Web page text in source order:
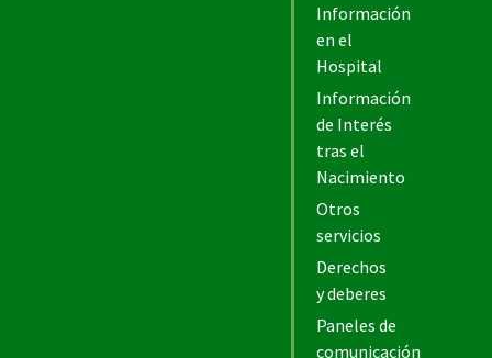
Información
en el
Hospital
Información
de Interés
tras el
Nacimiento
Otros
servicios
Derechos
y deberes
Paneles de
comunicación